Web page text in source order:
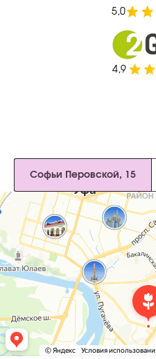
5,0
4,9
Софьи Перовской, 15